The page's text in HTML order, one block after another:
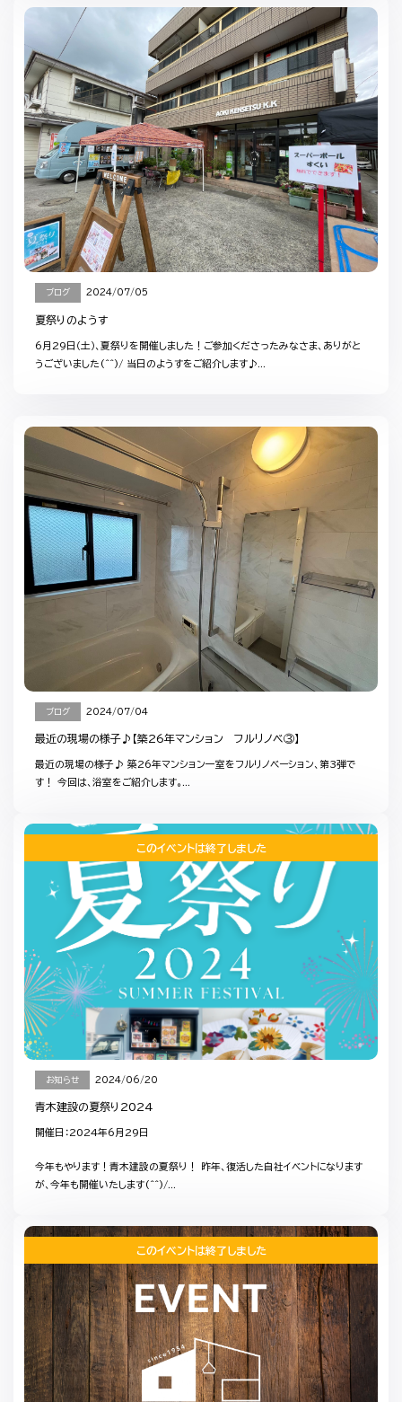
ブログ 2024/07/05
夏祭りのようす
6月29日（土）、夏祭りを開催しました！ご参加くださったみなさま、ありがと
うございました(^^)/ 当日のようすをご紹介します♪...
ブログ 2024/07/04
最近の現場の様子♪【築26年マンション フルリノベ③】
最近の現場の様子♪ 築26年マンション一室をフルリノベーション、第3弾で
す！ 今回は、浴室をご紹介します。...
このイベントは終了しました
お知らせ 2024/06/20
青木建設の夏祭り2024
開催日：2024年6月29日
今年もやります！青木建設の夏祭り！ 昨年、復活した自社イベントになります
が、今年も開催いたします(^^)/...
このイベントは終了しました